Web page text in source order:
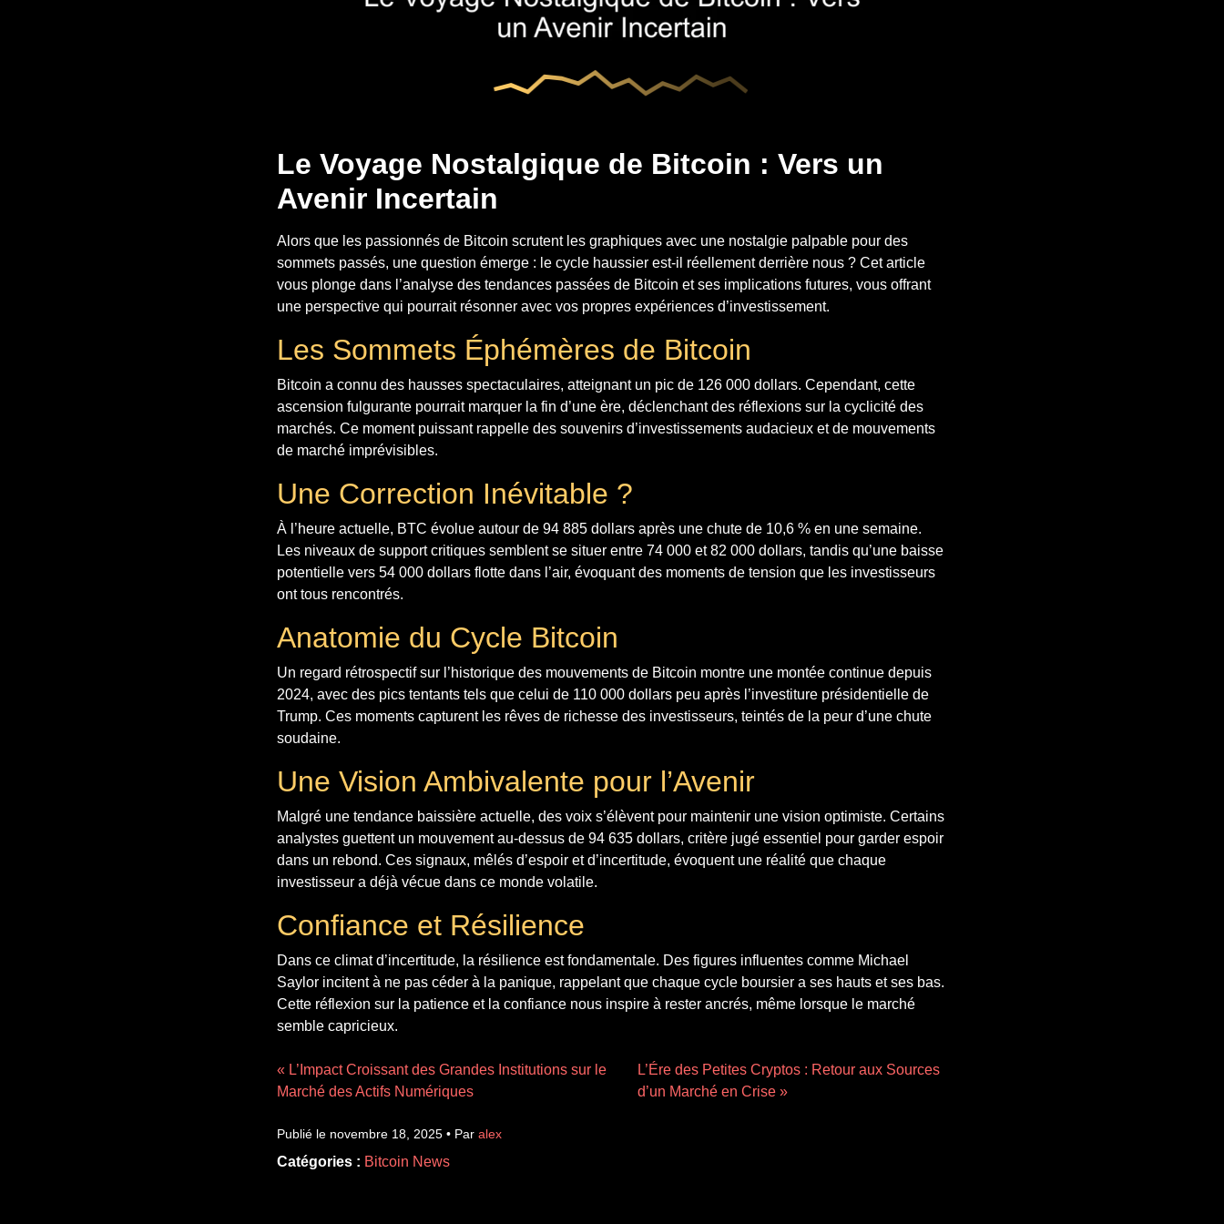
Le Voyage Nostalgique de Bitcoin : Vers un
Avenir Incertain
Alors que les passionnés de Bitcoin scrutent les graphiques avec une nostalgie palpable pour des
sommets passés, une question émerge : le cycle haussier est-il réellement derrière nous ? Cet article
vous plonge dans l’analyse des tendances passées de Bitcoin et ses implications futures, vous offrant
une perspective qui pourrait résonner avec vos propres expériences d’investissement.
Les Sommets Éphémères de Bitcoin
Bitcoin a connu des hausses spectaculaires, atteignant un pic de 126 000 dollars. Cependant, cette
ascension fulgurante pourrait marquer la fin d’une ère, déclenchant des réflexions sur la cyclicité des
marchés. Ce moment puissant rappelle des souvenirs d’investissements audacieux et de mouvements
de marché imprévisibles.
Une Correction Inévitable ?
À l’heure actuelle, BTC évolue autour de 94 885 dollars après une chute de 10,6 % en une semaine.
Les niveaux de support critiques semblent se situer entre 74 000 et 82 000 dollars, tandis qu’une baisse
potentielle vers 54 000 dollars flotte dans l’air, évoquant des moments de tension que les investisseurs
ont tous rencontrés.
Anatomie du Cycle Bitcoin
Un regard rétrospectif sur l’historique des mouvements de Bitcoin montre une montée continue depuis
2024, avec des pics tentants tels que celui de 110 000 dollars peu après l’investiture présidentielle de
Trump. Ces moments capturent les rêves de richesse des investisseurs, teintés de la peur d’une chute
soudaine.
Une Vision Ambivalente pour l’Avenir
Malgré une tendance baissière actuelle, des voix s’élèvent pour maintenir une vision optimiste. Certains
analystes guettent un mouvement au-dessus de 94 635 dollars, critère jugé essentiel pour garder espoir
dans un rebond. Ces signaux, mêlés d’espoir et d’incertitude, évoquent une réalité que chaque
investisseur a déjà vécue dans ce monde volatile.
Confiance et Résilience
Dans ce climat d’incertitude, la résilience est fondamentale. Des figures influentes comme Michael
Saylor incitent à ne pas céder à la panique, rappelant que chaque cycle boursier a ses hauts et ses bas.
Cette réflexion sur la patience et la confiance nous inspire à rester ancrés, même lorsque le marché
semble capricieux.
« L’Impact Croissant des Grandes Institutions sur le
Marché des Actifs Numériques
L’Ére des Petites Cryptos : Retour aux Sources
d’un Marché en Crise »
Publié le novembre 18, 2025 • Par alex
Catégories : Bitcoin News